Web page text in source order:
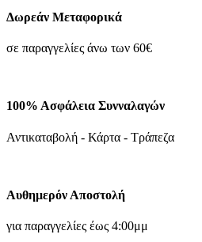
Δωρεάν Μεταφορικά
σε παραγγελίες άνω των 60€
100% Ασφάλεια Συνναλαγών
Αντικαταβολή - Κάρτα - Τράπεζα
Αυθημερόν Αποστολή
για παραγγελίες έως 4:00μμ